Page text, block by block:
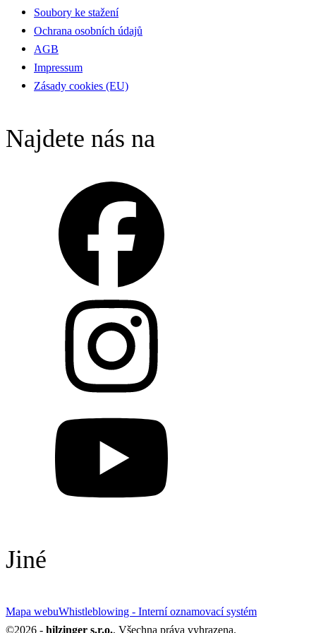
Soubory ke stažení
Ochrana osobních údajů
AGB
Impressum
Zásady cookies (EU)
Najdete nás na
Jiné
Mapa webuWhistleblowing - Interní oznamovací systém
©2026 - hilzinger s.r.o., Všechna práva vyhrazena.